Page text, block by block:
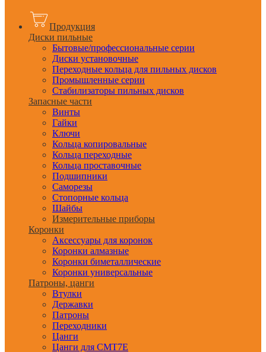
Продукция
Диски пильные
Бытовые/профессиональные серии
Диски установочные
Переходные кольца для пильных дисков
Промышленные серии
Стабилизаторы пильных дисков
Запасные части
Винты
Гайки
Ключи
Кольца копировальные
Кольца переходные
Кольца проставочные
Подшипники
Саморезы
Стопорные кольца
Шайбы
Измерительные приборы
Коронки
Аксессуары для коронок
Коронки алмазные
Коронки биметаллические
Коронки универсальные
Патроны, цанги
Втулки
Державки
Патроны
Переходники
Цанги
Цанги для CMT7E